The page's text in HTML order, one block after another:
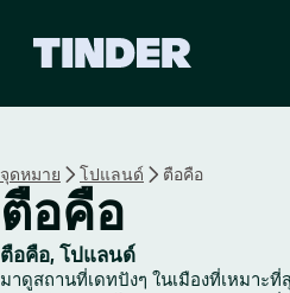
ก
d
จุดหมาย โปแลนด์ ตือคือ
ตือคือ
ตือคือ, โปแลนด์
มาดูสถานที่เดทปังๆ ในเมืองที่เหมาะ